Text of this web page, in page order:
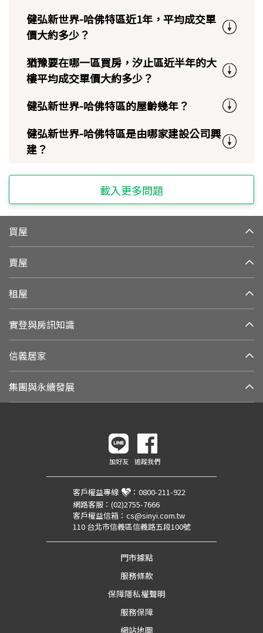
健弘新世界-哈佛特區近1年，平均成交單
價大約多少？
猶豫要在哪一區買房，汐止區近半年的大
樓平均成交單價大約多少？
健弘新世界-哈佛特區的屋齡幾年？
健弘新世界-哈佛特區是由哪家建設公司興
建？
載入更多問題
買屋
賣屋
租屋
實登與房訊知識
信義居家
集團與永續發展
加好友 追蹤我們
客戶權益專線 ： 0800-211-922
網路客服： (02)2755-7666
客戶權益信箱： cs@sinyi.com.tw
110 台北市信義區信義路五段100號
門市據點
服務條款
保障隱私權聲明
服務保障
網站地圖